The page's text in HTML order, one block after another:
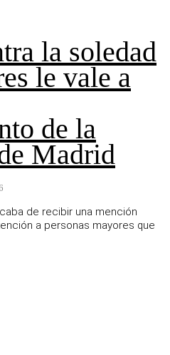
la soledad
le vale a
de la
Madrid
de recibir una mención
a personas mayores que